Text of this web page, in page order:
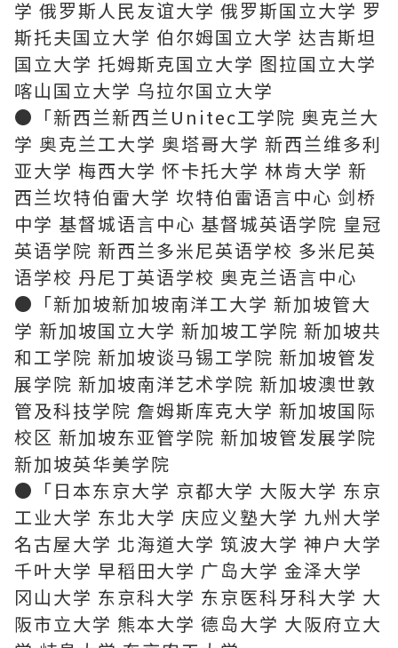
学 俄罗斯人民友谊大学 俄罗斯国立大学 罗
斯托夫国立大学 伯尔姆国立大学 达吉斯坦
国立大学 托姆斯克国立大学 图拉国立大学
喀山国立大学 乌拉尔国立大学
●「新西兰新西兰Unitec工学院 奥克兰大
学 奥克兰工大学 奥塔哥大学 新西兰维多利
亚大学 梅西大学 怀卡托大学 林肯大学 新
西兰坎特伯雷大学 坎特伯雷语言中心 剑桥
中学 基督城语言中心 基督城英语学院 皇冠
英语学院 新西兰多米尼英语学校 多米尼英
语学校 丹尼丁英语学校 奥克兰语言中心
●「新加坡新加坡南洋工大学 新加坡管大
学 新加坡国立大学 新加坡工学院 新加坡共
和工学院 新加坡谈马锡工学院 新加坡管发
展学院 新加坡南洋艺术学院 新加坡澳世敦
管及科技学院 詹姆斯库克大学 新加坡国际
校区 新加坡东亚管学院 新加坡管发展学院
新加坡英华美学院
●「日本东京大学 京都大学 大阪大学 东京
工业大学 东北大学 庆应义塾大学 九州大学
名古屋大学 北海道大学 筑波大学 神户大学
千叶大学 早稻田大学 广岛大学 金泽大学
冈山大学 东京科大学 东京医科牙科大学 大
阪市立大学 熊本大学 德岛大学 大阪府立大